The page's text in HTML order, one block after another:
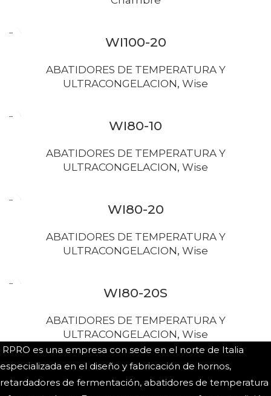
WI100-20
ABATIDORES DE TEMPERATURA Y
ULTRACONGELACION, Wise
WI80-10
ABATIDORES DE TEMPERATURA Y
ULTRACONGELACION, Wise
WI80-20
ABATIDORES DE TEMPERATURA Y
ULTRACONGELACION, Wise
WI80-20S
ABATIDORES DE TEMPERATURA Y
ULTRACONGELACION, Wise
RPRO es una empresa con sede en el norte de Italia
especializada en el diseño y fabricación de hornos,
retardadores de fermentación, abatidores de temperatura